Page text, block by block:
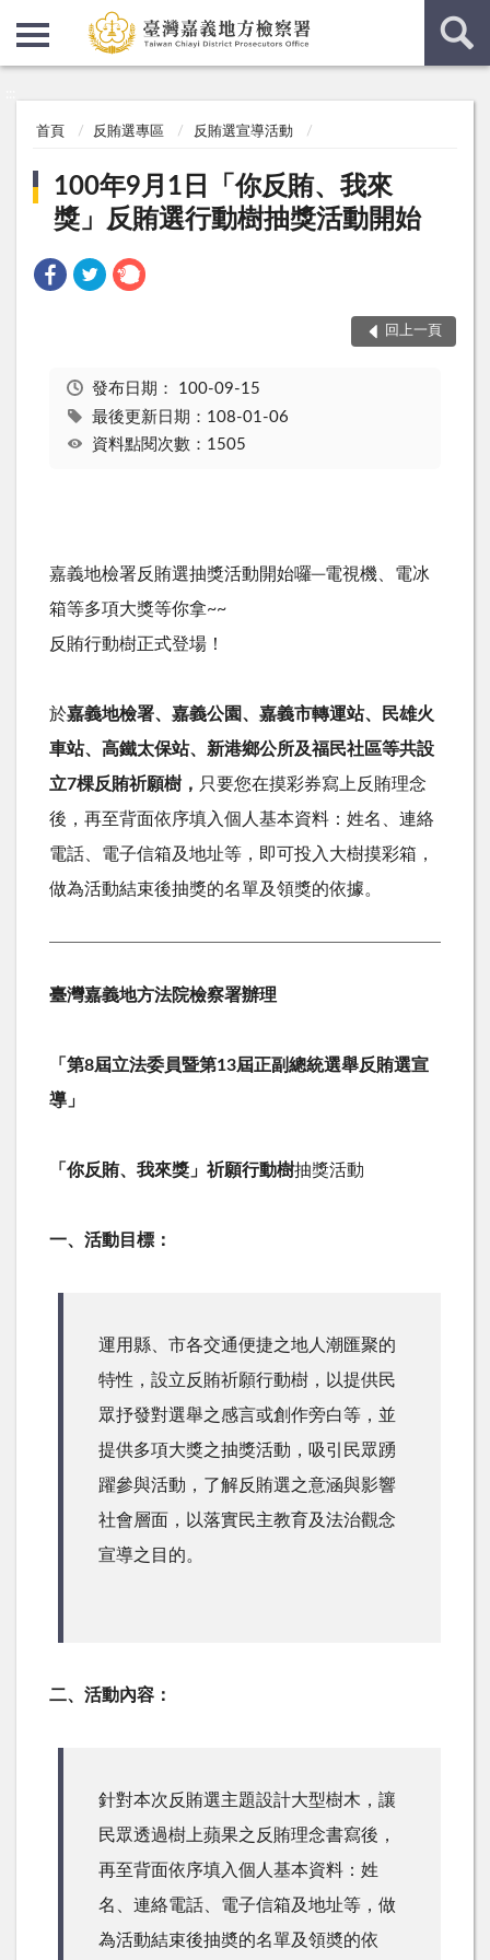
首頁 反賄選專區 反賄選宣導活動
100年9月1日「你反賄、我來
獎」反賄選行動樹抽獎活動開始
回上一頁
發布日期： 100-09-15
最後更新日期：108-01-06
資料點閱次數：1505
嘉義地檢署反賄選抽獎活動開始囉─電視機、電冰
箱等多項大獎等你拿~~
反賄行動樹正式登場！
於嘉義地檢署、嘉義公園、嘉義市轉運站、民雄火
車站、高鐵太保站、新港鄉公所及福民社區等共設
立7棵反賄祈願樹， 只要您在摸彩券寫上反賄理念
後，再至背面依序填入個人基本資料：姓名、連絡
電話、電子信箱及地址等，即可投入大樹摸彩箱，
做為活動結束後抽獎的名單及領獎的依據。
臺灣嘉義地方法院檢察署辦理
「第8屆立法委員暨第13屆正副總統選舉反賄選宣
導」
「你反賄、我來獎」祈願行動樹抽獎活動
一、活動目標：
運用縣、市各交通便捷之地人潮匯聚的
特性，設立反賄祈願行動樹，以提供民
眾抒發對選舉之感言或創作旁白等，並
提供多項大獎之抽獎活動，吸引民眾踴
躍參與活動，了解反賄選之意涵與影響
社會層面，以落實民主教育及法治觀念
宣導之目的。
二、活動內容：
針對本次反賄選主題設計大型樹木，讓
民眾透過樹上蘋果之反賄理念書寫後，
再至背面依序填入個人基本資料：姓
名、連絡電話、電子信箱及地址等，做
為活動結束後抽奬的名單及領奬的依